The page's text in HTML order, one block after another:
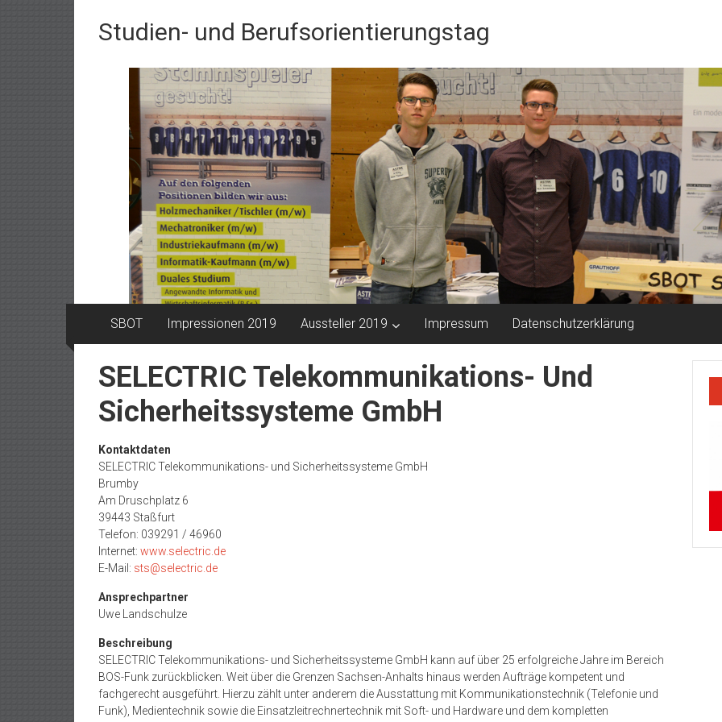
Studien- und Berufsorientierungstag
SBOT Impressionen 2019 Aussteller 2019 Impressum Datenschutzerklärung
SELECTRIC Telekommunikations- Und
Sicherheitssysteme GmbH
Kontaktdaten
SELECTRIC Telekommunikations- und Sicherheitssysteme GmbH
Brumby
Am Druschplatz 6
39443 Staßfurt
Telefon: 039291 / 46960
Internet: www.selectric.de
E-Mail: sts@selectric.de
Ansprechpartner
Uwe Landschulze
Beschreibung
SELECTRIC Telekommunikations- und Sicherheitssysteme GmbH kann auf über 25 erfolgreiche Jahre im Bereich
BOS-Funk zurückblicken. Weit über die Grenzen Sachsen-Anhalts hinaus werden Aufträge kompetent und
fachgerecht ausgeführt. Hierzu zählt unter anderem die Ausstattung mit Kommunikationstechnik (Telefonie und
Funk), Medientechnik sowie die Einsatzleitrechnertechnik mit Soft- und Hardware und dem kompletten